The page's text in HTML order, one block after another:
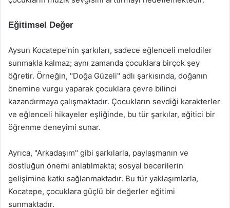
Eğitimsel Değer
Aysun Kocatepe’nin şarkıları, sadece eğlenceli melodiler
sunmakla kalmaz; aynı zamanda çocuklara birçok şey
öğretir. Örneğin, "Doğa Güzeli" adlı şarkısında, doğanın
önemine vurgu yaparak çocuklara çevre bilinci
kazandırmaya çalışmaktadır. Çocukların sevdiği karakterler
ve eğlenceli hikayeler eşliğinde, bu tür şarkılar, eğitici bir
öğrenme deneyimi sunar.
Ayrıca, "Arkadaşım" gibi şarkılarla, paylaşmanın ve
dostluğun önemi anlatılmakta; sosyal becerilerin
gelişimine katkı sağlanmaktadır. Bu tür yaklaşımlarla,
Kocatepe, çocuklara güçlü bir değerler eğitimi
sunmaktadır.